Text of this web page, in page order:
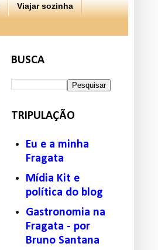
Viajar sozinha
BUSCA
TRIPULAÇÃO
Eu e a minha
Fragata
Mídia Kit e
política do blog
Gastronomia na
Fragata - por
Bruno Santana